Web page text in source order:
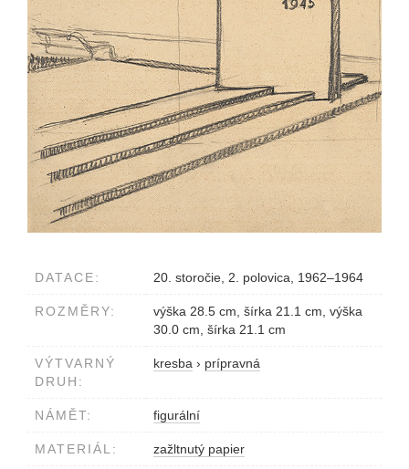
DATACE: 20. storočie, 2. polovica, 1962–1964
ROZMĚRY:
výška 28.5 cm, šírka 21.1 cm, výška
30.0 cm, šírka 21.1 cm
VÝTVARNÝ
DRUH:
kresba › prípravná
NÁMĚT: figurální
MATERIÁL: zažltnutý papier